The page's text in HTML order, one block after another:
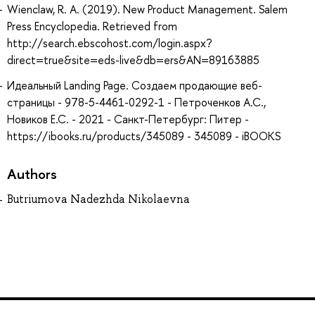
Wienclaw, R. A. (2019). New Product Management. Salem
Press Encyclopedia. Retrieved from
http://search.ebscohost.com/login.aspx?
direct=true&site=eds-live&db=ers&AN=89163885
Идеальный Landing Page. Создаем продающие веб-
страницы - 978-5-4461-0292-1 - Петроченков А.С.,
Новиков Е.С. - 2021 - Санкт-Петербург: Питер -
https://ibooks.ru/products/345089 - 345089 - iBOOKS
Authors
Butriumova Nadezhda Nikolaevna